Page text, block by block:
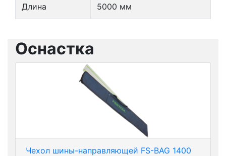
Длина 5000 мм
Оснастка
Чехол шины-направляющей FS-BAG 1400